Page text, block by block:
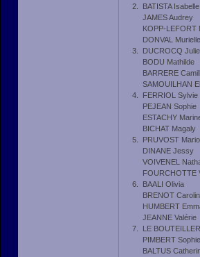
2.
BATISTA Isabelle
JAMES Audrey
KOPP-LEFORT
DONVAL Murielle
3.
DUCROCQ Julie
BODU Mathilde
BARRERE
SAMOUILHAN
4.
FERRIOL Sylvie
PEJEAN Sophie
ESTACHY
BICHAT Magaly
5.
PRUVOST
DINANE Jessy
VOIVENEL
FOURCHOTTE
6.
BAALI Olivia
BRENOT
HUMBERT
JEANNE Valérie
7.
LE
PIMBERT Sophie
BALTUS